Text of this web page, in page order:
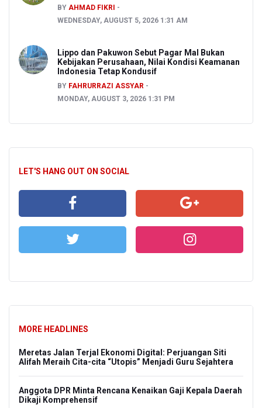
BY AHMAD FIKRI
WEDNESDAY, AUGUST 5, 2026 1:31 AM
Lippo dan Pakuwon Sebut Pagar Mal Bukan
Kebijakan Perusahaan, Nilai Kondisi Keamanan
Indonesia Tetap Kondusif
BY FAHRURRAZI ASSYAR
MONDAY, AUGUST 3, 2026 1:31 PM
LET'S HANG OUT ON SOCIAL
MORE HEADLINES
Meretas Jalan Terjal Ekonomi Digital: Perjuangan Siti
Alifah Meraih Cita-cita “Utopis” Menjadi Guru Sejahtera
Anggota DPR Minta Rencana Kenaikan Gaji Kepala Daerah
Dikaji Komprehensif